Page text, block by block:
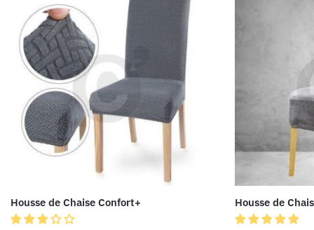
Housse de Chaise Confort+ Housse de